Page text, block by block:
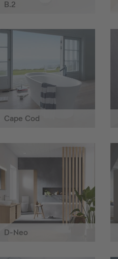
B.2
Cape Cod
D-Neo